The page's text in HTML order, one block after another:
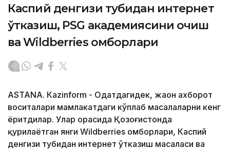
Каспий денгизи тубидан интернет
ўтказиш, PSG академиясини очиш
ва Wildberries омборлари
ASTANА. Кazinform - Одатдагидек, жаҳон ахборот
воситалари мамлакатдаги кўплаб масалаларни кенг
ёритдилар. Улар орасида Қозоғистонда
қурилаётган янги Wildberries омборлари, Каспий
денгизи тубидан интернет ўтказиш масаласи ва